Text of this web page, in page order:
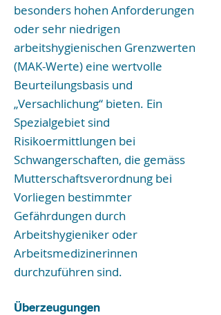
besonders hohen Anforderungen
oder sehr niedrigen
arbeitshygienischen Grenzwerten
(MAK-Werte) eine wertvolle
Beurteilungsbasis und
„Versachlichung“ bieten. Ein
Spezialgebiet sind
Risikoermittlungen bei
Schwangerschaften, die gemäss
Mutterschaftsverordnung bei
Vorliegen bestimmter
Gefährdungen durch
Arbeitshygieniker oder
Arbeitsmedizinerinnen
durchzuführen sind.
Überzeugungen